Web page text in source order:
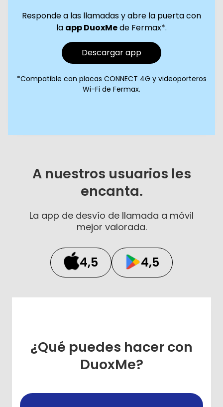
Responde a las llamadas y abre la puerta con
la app DuoxMede Fermax*.
Descargar app
*Compatible con placas CONNECT 4G y videoporteros
Wi-Fi de Fermax.
A nuestros usuarios les
encanta.
La app de desvío de llamada a móvil
mejor valorada.
4,5 4,5
¿Qué puedes hacer con
DuoxMe?